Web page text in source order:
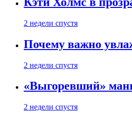
2 недели спустя
Почему важно
2 недели спустя
«Выгоревший»
2 недели спустя